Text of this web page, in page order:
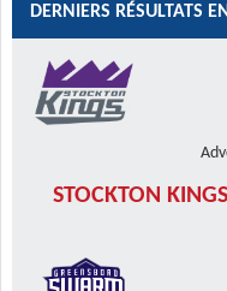
DERNIERS RÉSULTATS
STOCKTON